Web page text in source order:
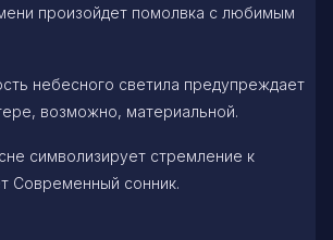
произойдет помолвка с любимым
небесного светила предупреждает
возможно, материальной.
символизирует стремление к
Современный сонник.